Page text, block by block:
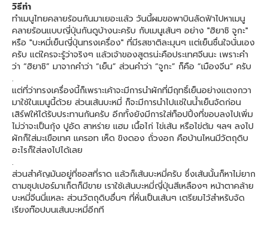
วิธีทำ
ทำเมนูไทยคลายร้อนกันมาเยอะแล้ว วันนี้ผมขอพาบินลัดฟ้าไปหาเมนู
คลายร้อนแบบญี่ปุ่นกันดูบ้างนะครับ กับเมนูเส้นๆ อย่าง "ฮิยาชิ จูกะ"
หรือ "บะหมี่เย็นญี่ปุ่นทรงเครื่อง" ที่มีรสชาติละมุนๆ แต่เย็นชื่นใจนั่นเอง
ครับ แต่ใครจะรู้ว่าจริงๆ แล้วเจ้าของสูตรน่ะคือประเทศจีนนะ เพราะคำ
ว่า “ฮิยาชิ” มาจากคำว่า “เย็น” ส่วนคำว่า “จูกะ” ก็คือ “เมืองจีน” ครับ
.
แต่ที่ว่าทรงเครื่องนี้ก็เพราะเค้าจะมีการนำผักที่มีฤทธิ์เย็นอย่างแตงกวา
มาใช้ในเมนูนี้ด้วย ส่วนเส้นบะหมี่ ก็จะมีการนำไปแช่ในน้ำเย็นจัดก่อน
เสิร์ฟให้ได้รับประทานกันครับ อีกทั้งยังมีการใส่ท็อปปิ้งที่ขอบลงไปเพิ่ม
ไม่ว่าจะเป็นกุ้ง ปูอัด สาหร่าย แฮม เนื้อไก่ ไข่เส้น หรือไข่ต้ม ฯลฯ ลงไป
ผักก็ใส่มะเขือเทศ แครอท เห็ด ขิงดอง ถั่วงอก คือบ้านไหนมีวัตถุดิบ
อะไรก็ใส่ลงไปได้เลย
.
ส่วนสำคัญมันอยู่ที่ซอสที่ราด แล้วก็เส้นบะหมี่ครับ ซึ่งเส้นนั้นก็หาไม่ยาก
ตามซุปเปอร์มาเก็ตก็มีขาย เราใช้เส้นบะหมี่ญี่ปุ่นสีเหลืองๆ หน้าตาคล้าย
บะหมี่จีนนี่แหละ ส่วนวัตถุดิบอื่นๆ ที่หั่นเป็นเส้นๆ เตรียมไว้สำหรับจัด
เรียงท๊อปบนเส้นบะหมี่อีกที